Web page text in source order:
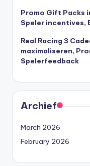
Promo Gift Packs
Speler incentives,
Real Racing 3
maximaliseren,
Spelerfeedback
Archief
March 2026
February 2026